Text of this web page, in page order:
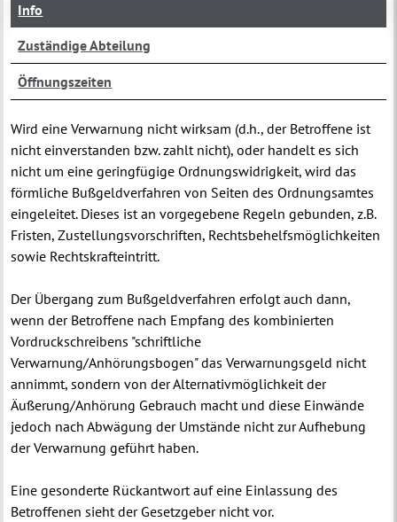
Info
Zuständige Abteilung
Öffnungszeiten
Wird eine Verwarnung nicht wirksam (d.h., der Betroffene ist
nicht einverstanden bzw. zahlt nicht), oder handelt es sich
nicht um eine geringfügige Ordnungswidrigkeit, wird das
förmliche Bußgeldverfahren von Seiten des Ordnungsamtes
eingeleitet. Dieses ist an vorgegebene Regeln gebunden, z.B.
Fristen, Zustellungsvorschriften, Rechtsbehelfsmöglichkeiten
sowie Rechtskrafteintritt.
Der Übergang zum Bußgeldverfahren erfolgt auch dann,
wenn der Betroffene nach Empfang des kombinierten
Vordruckschreibens "schriftliche
Verwarnung/Anhörungsbogen" das Verwarnungsgeld nicht
annimmt, sondern von der Alternativmöglichkeit der
Äußerung/Anhörung Gebrauch macht und diese Einwände
jedoch nach Abwägung der Umstände nicht zur Aufhebung
der Verwarnung geführt haben.
Eine gesonderte Rückantwort auf eine Einlassung des
Betroffenen sieht der Gesetzgeber nicht vor.